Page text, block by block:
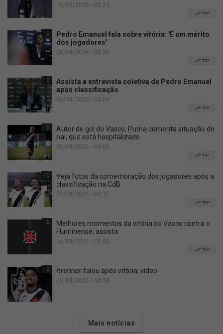
06/08/2026 • 00:23
TOP
0
Pedro Emanuel fala sobre vitória: 'É um mérito
dos jogadores'
06/08/2026 • 00:20
TOP
0
Assista a entrevista coletiva de Pedro Emanuel
após classificação
06/08/2026 • 00:09
TOP
0
Autor de gol do Vasco, Puma comenta situação do
pai, que está hospitalizado
06/08/2026 • 00:06
TOP
0
Veja fotos da comemoração dos jogadores após a
classificação na CdB
06/08/2026 • 00:37
TOP
0
Melhores momentos da vitória do Vasco contra o
Fluminense; assista
06/08/2026 • 00:00
TOP
0 Brenner falou após vitória; vídeo
06/08/2026 • 00:18
Mais notícias